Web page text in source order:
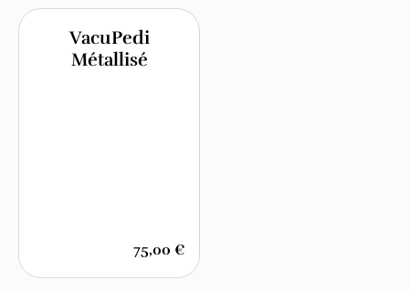
VacuPedi
Métallisé
75,00 €